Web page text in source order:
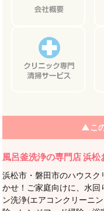
▲こ
風呂釜洗浄の専門店 浜
浜松市・磐田市のハウスク
かせ！ご家庭向けに、水
ン洗浄(エアコンクリーニ